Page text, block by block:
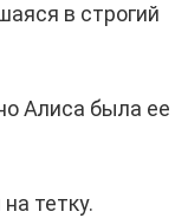
в строгий
Алиса была ее
тетку.